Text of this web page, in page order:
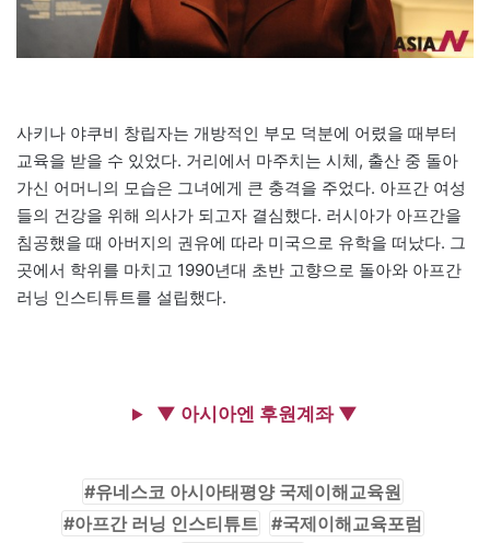
사키나 야쿠비 창립자는 개방적인 부모 덕분에 어렸을 때부터
교육을 받을 수 있었다. 거리에서 마주치는 시체, 출산 중 돌아
가신 어머니의 모습은 그녀에게 큰 충격을 주었다. 아프간 여성
들의 건강을 위해 의사가 되고자 결심했다. 러시아가 아프간을
침공했을 때 아버지의 권유에 따라 미국으로 유학을 떠났다. 그
곳에서 학위를 마치고 1990년대 초반 고향으로 돌아와 아프간
러닝 인스티튜트를 설립했다.
▼ 아시아엔 후원계좌 ▼
유네스코 아시아태평양 국제이해교육원
아프간 러닝 인스티튜트
국제이해교육포럼